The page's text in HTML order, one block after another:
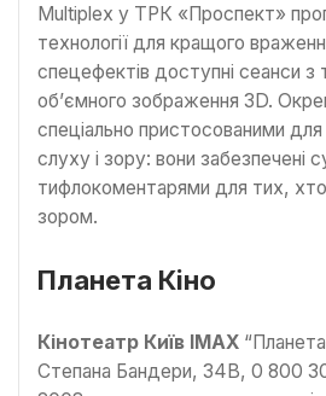
Multiplex у ТРК «Проспект»
технології для кращого
спецефектів доступні сеанси з
об’ємного зображення 3D.
спеціально пристосованими
слуху і зору: вони забезпечені
тифлокоментарями для тих,
зором.
Планета Кіно
Кінотеатр Київ IMAX
Степана Бандери, 34В, 0 800